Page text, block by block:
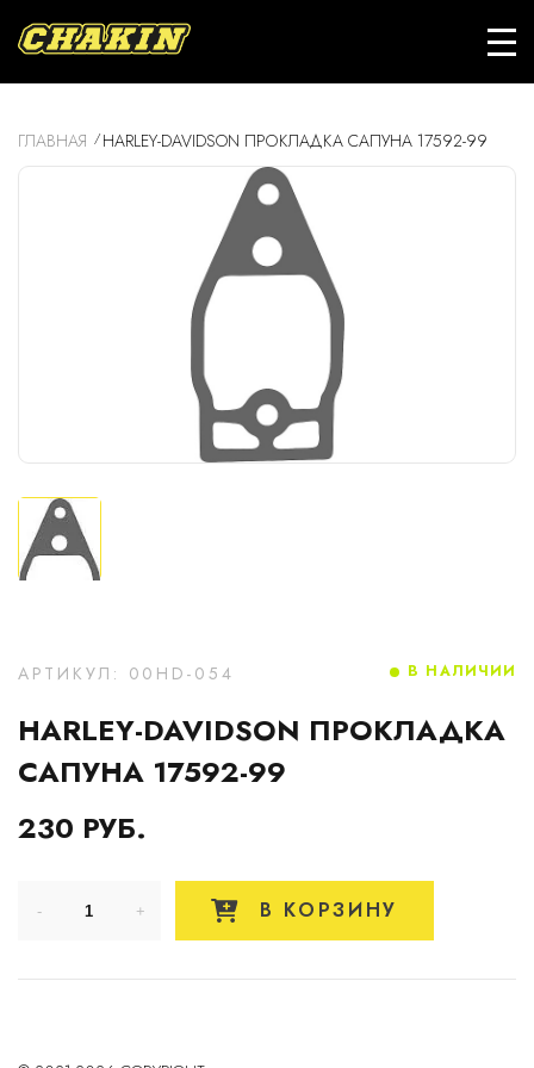
ГЛАВНАЯ HARLEY-DAVIDSON ПРОКЛАДКА САПУНА 17592-99
АРТИКУЛ: 00HD-054
HARLEY-DAVIDSON ПРОКЛАДКА
САПУНА 17592-99
230 РУБ.
В НАЛИЧИИ
В КОРЗИНУ